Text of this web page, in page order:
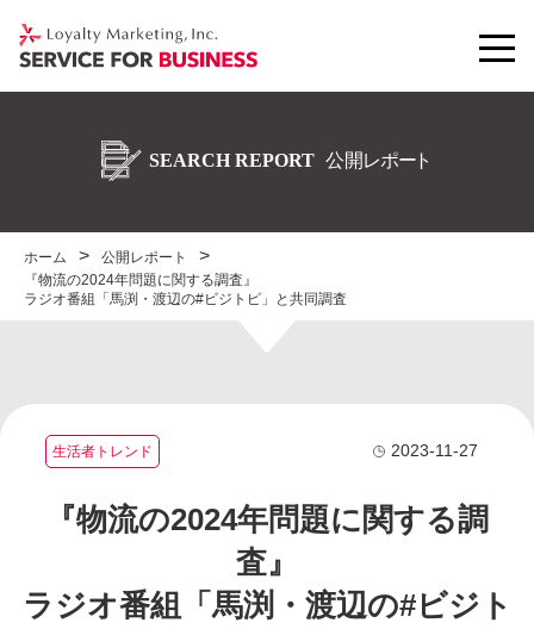
ホーム
公開レポート
『物流の2024年問題に関する調査』
ラジオ番組「馬渕・渡辺の#ビジトピ」と共同調査
生活者トレンド 2023-11-27
『物流の2024年問題に関する調
査』
ラジオ番組「馬渕・渡辺の#ビジト